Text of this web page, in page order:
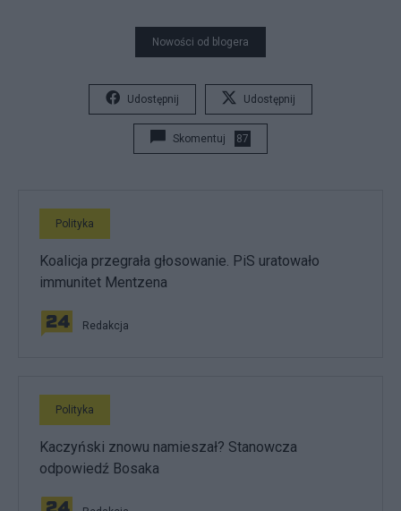
Nowości od blogera
Udostępnij Udostępnij
Skomentuj 87
Polityka
Koalicja przegrała głosowanie. PiS uratowało
immunitet Mentzena
Redakcja
Polityka
Kaczyński znowu namieszał? Stanowcza
odpowiedź Bosaka